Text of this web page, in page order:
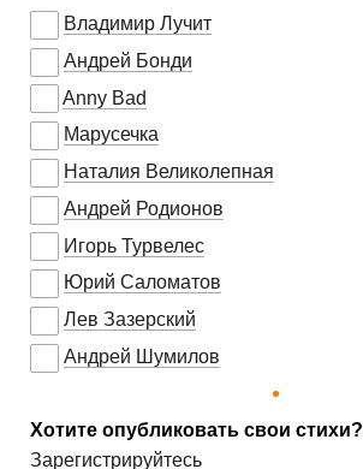
Владимир Лучит
Андрей Бонди
Anny Bad
Марусечка
Наталия Великолепная
Андрей Родионов
Игорь Турвелес
Юрий Саломатов
Лев Зазерский
Андрей Шумилов
Хотите опубликовать свои стихи?
Зарегистрируйтесь